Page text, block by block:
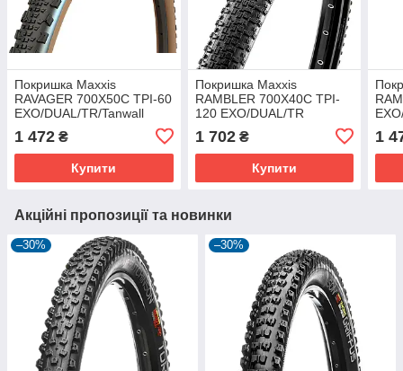
Покришка Maxxis
RAVAGER 700X50C TPI-60
EXO/DUAL/TR/Tanwall
1 472 ₴
Купити
Покришка Maxxis
RAMBLER 700X40C TPI-
120 EXO/DUAL/TR
1 702₴
Купити
1
Акційні пропозиції та новинки
–30% –30%